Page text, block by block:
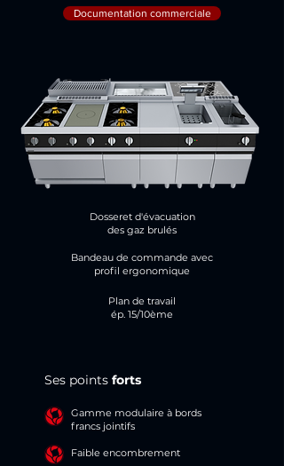
Documentation commerciale
Dosseret d'évacuation
des gaz brulés
Bandeau de commande avec
profil ergonomique
Plan de travail
ép. 15/10ème
Ses points forts
Gamme modulaire à bords
francs jointifs
Faible encombrement